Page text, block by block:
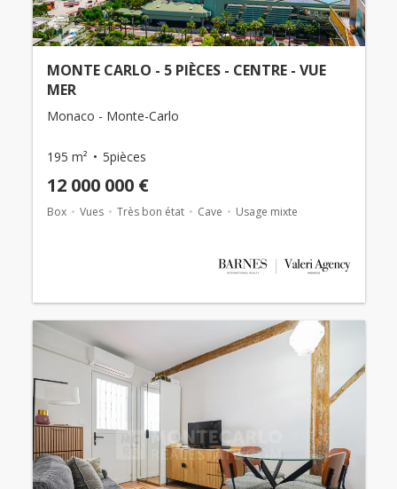
MONTE CARLO - 5 PIÈCES - CENTRE - VUE
MER
Monaco - Monte-Carlo
195 m² 5pièces
12 000 000 €
Box Vues Très bon état Cave Usage mixte